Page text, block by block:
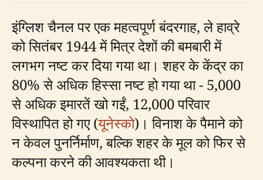
इंग्लिश चैनल पर एक महत्वपूर्ण बंदरगाह, ले हाव्रे
को सितंबर 1944 में मित्र देशों की बमबारी में
लगभग नष्ट कर दिया गया था। शहर के केंद्र का
80% से अधिक हिस्सा नष्ट हो गया था - 5,000
से अधिक इमारतें खो गईं, 12,000 परिवार
विस्थापित हो गए (यूनेस्को)। विनाश के पैमाने को
न केवल पुनर्निर्माण, बल्कि शहर के मूल को फिर से
कल्पना करने की आवश्यकता थी।